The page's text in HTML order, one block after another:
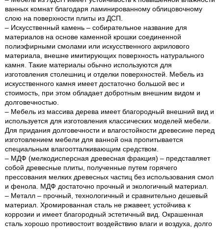
ванных комнат благодаря ламинированному облицовочному
слою на поверхности плиты из ДСП.
– Искусственный камень – собирательное название для
материалов на основе каменной крошки соединенной
полиэфирными смолами или искусственного акрилового
материала, внешне имитирующих поверхность натурального
камня. Такие материалы обычно используются для
изготовления столешниц и отделки поверхностей. Мебель из
искусственного камня имеет достаточно большой вес и
стоимость, при этом обладает добротным внешним видом и
долговечностью.
– Мебель из массива дерева имеет благородный внешний вид и
используется для изготовления классических моделей мебели.
Для придания долговечности и влагостойкости древесине перед
изготовлением мебели для ванной она пропитывается
специальным влагоотталкивающим средством.
– МДФ (мелкодисперсная древесная фракция) – представляет
собой древесные плиты, полученные путем горячего
прессования мелких древесных частиц без использования смол
и фенола. МДФ достаточно прочный и экологичный материал.
– Металл – прочный, технологичный и сравнительно дешевый
материал. Хромированная сталь не ржавеет, устойчива к
коррозии и имеет благородный эстетичный вид. Окрашенная
сталь хорошо противостоит воздействию влаги и воздуха, долго